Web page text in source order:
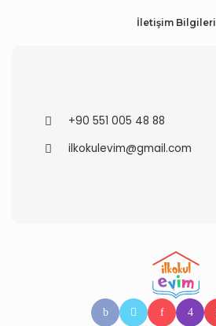
İletişim Bilgileri
+90 551 005 48 88
ilkokulevim@gmail.com